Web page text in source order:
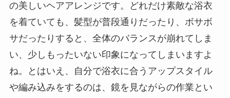
の美しいヘアアレンジです。どれだけ素敵な浴衣
を着ていても、髪型が普段通りだったり、ボサボ
サだったりすると、全体のバランスが崩れてしま
い、少しもったいない印象になってしまいますよ
ね。とはいえ、自分で浴衣に合うアップスタイル
や編み込みをするのは、鏡を見ながらの作業とい